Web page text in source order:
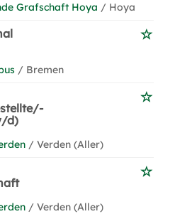
Grafschaft Hoya / Hoya
/ Bremen
d)
/ Verden (Aller)
/ Verden (Aller)